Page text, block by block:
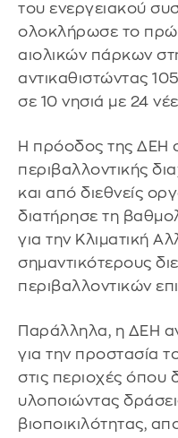
του ενεργειακού
ολοκλήρωσε το
αιολικών πάρκων
αντικαθιστώντας
σε 10 νησιά με 24
Η πρόοδος της ΔΕΗ
περιβαλλοντικής
και από διεθνείς
διατήρησε τη
για την Κλιματική
σημαντικότερους
περιβαλλοντικών
Παράλληλα, η ΔΕΗ
για την προστασία
στις περιοχές όπου
υλοποιώντας
βιοποικιλότητας,